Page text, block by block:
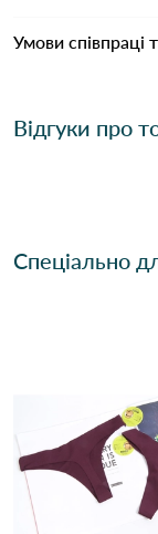
Умови співпраці
Відгуки про
Спеціально